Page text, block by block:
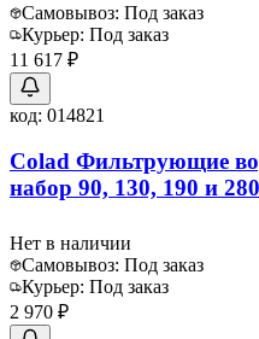
Самовывоз: Под заказ
Курьер: Под заказ
11 617 ₽
код: 014821
Colad Фильтрующие
набор 90, 130, 190 и
Нет в наличии
Самовывоз: Под заказ
Курьер: Под заказ
2 970 ₽